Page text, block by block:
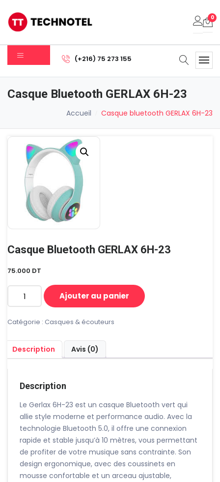
0
Votre panier est vide.
Sous-total: 0.000DT
Voir Le Panier Commander
(+216) 75 273 155
Casque Bluetooth GERLAX 6H-23
Accueil Casque bluetooth GERLAX 6H-23
Casque Bluetooth GERLAX 6H-23
75.000 DT
quantité
Casque
GERLAX
6H-
23
Ajouter au panier
Catégorie : Casques & écouteurs
Description Avis (0)
Description
Le Gerlax 6H-23 est un casque Bluetooth vert qui
allie style moderne et performance audio. Avec la
technologie Bluetooth 5.0, il offre une connexion
rapide et stable jusqu’à 10 mètres, vous permettant
de profiter de votre musique sans contrainte. Son
design ergonomique, avec des coussinets en
mousse confortable et un arceau ajustable,